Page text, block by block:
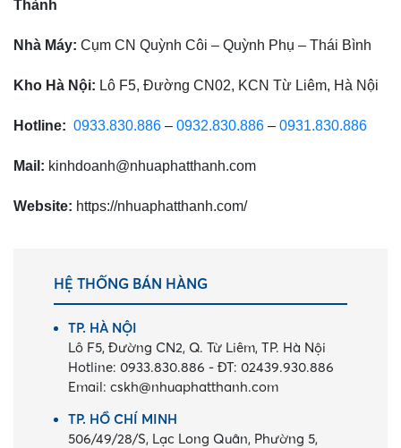
Thành
Nhà Máy: Cụm CN Quỳnh Côi – Quỳnh Phụ – Thái Bình
Kho Hà Nội: Lô F5, Đường CN02, KCN Từ Liêm, Hà Nội
Hotline: 0933.830.886 – 0932.830.886 – 0931.830.886
Mail: kinhdoanh@nhuaphatthanh.com
Website: https://nhuaphatthanh.com/
HỆ THỐNG BÁN HÀNG
TP. HÀ NỘI
Lô F5, Đường CN2, Q. Từ Liêm, TP. Hà Nội
Hotline: 0933.830.886 -ĐT: 02439.930.886
Email:cskh@nhuaphatthanh.com
TP. HỒ CHÍ MINH
506/49/28/S, Lạc Long Quân, Phường 5,